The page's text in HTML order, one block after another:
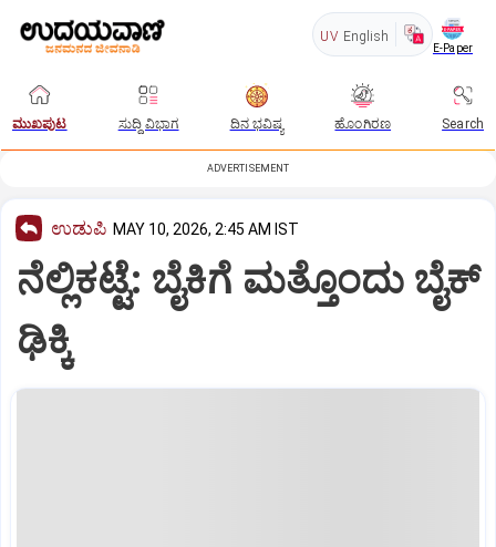
UV English
E-Paper
ಮುಖಪುಟ ಸುದ್ದಿ ವಿಭಾಗ ದಿನ ಭವಿಷ್ಯ ಹೊಂಗಿರಣ Search
ADVERTISEMENT
ಉಡುಪಿ MAY 10, 2026, 2:45 AM IST
ನೆಲ್ಲಿಕಟ್ಟೆ: ಬೈಕಿಗೆ ಮತ್ತೊಂದು ಬೈಕ್
ಢಿಕ್ಕಿ